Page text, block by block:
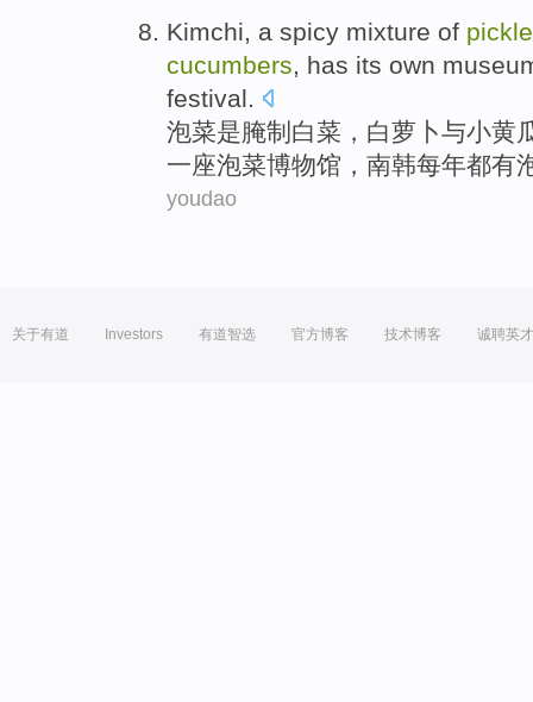
Kimchi , a spicy mixture of
cucumbers
has its own
festival
泡菜是腌制 白菜 ， 白萝卜与小黄
一座泡菜博物馆 ，南韩每年都有
youdao
关于有道 Investors 有道智选 官方博客 技术博客 诚聘英才